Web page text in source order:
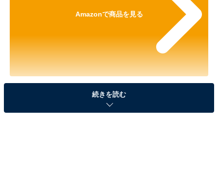
Amazonで商品を見る
※以下の情報は2026年1月27日現在のものです。値段の
変更、売り切れの場合もあります。
続きを読む